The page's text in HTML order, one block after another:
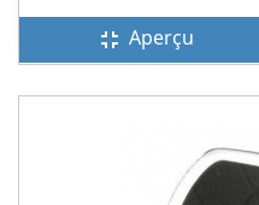
fullscreen_exit Aperçu